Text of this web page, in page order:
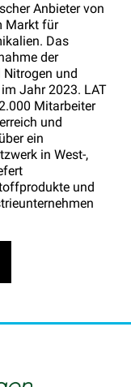
Anbieter von
Markt für
Das
der
Nitrogen und
Jahr 2023. LAT
Mitarbeiter
und
ein
in West-,
und